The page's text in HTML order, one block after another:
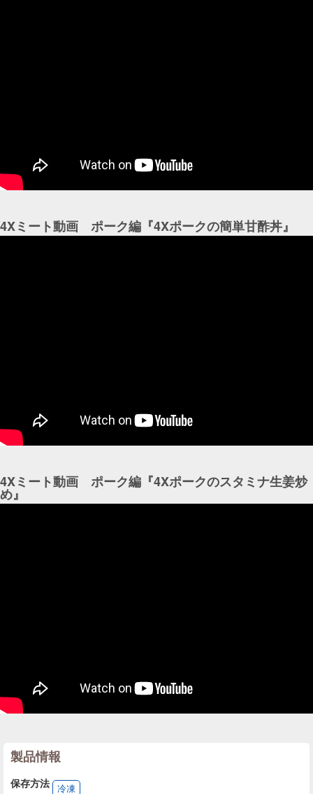
4Xミート動画 ポーク編『4Xポークの簡単甘酢丼』
4Xミート動画 ポーク編『4Xポークのスタミナ生姜炒
め』
製品情報
保存方法 冷凍